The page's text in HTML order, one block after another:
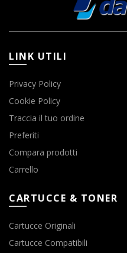
LINK UTILI
Privacy Policy
Cookie Policy
Traccia il tuo ordine
Preferiti
Compara prodotti
Carrello
CARTUCCE & TONER
Cartucce Originali
Cartucce Compatibili